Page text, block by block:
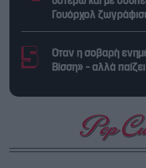
Γουόρχολ
Όταν η σοβαρή
Βίσση» – αλλά